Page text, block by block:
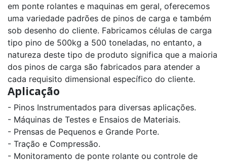
em ponte rolantes e maquinas em geral, oferecemos
uma variedade padrões de pinos de carga e também
sob desenho do cliente. Fabricamos células de carga
tipo pino de 500kg a 500 toneladas, no entanto, a
natureza deste tipo de produto significa que a maioria
dos pinos de carga são fabricados para atender a
cada requisito dimensional específico do cliente.
Aplicação
- Pinos Instrumentados para diversas aplicações.
- Máquinas de Testes e Ensaios de Materiais.
- Prensas de Pequenos e Grande Porte.
- Tração e Compressão.
- Monitoramento de ponte rolante ou controle de
Célula
de
Carga
Via
Rádio
PRR
capacidade
500kg
a
160t
Célula
de
Carga
TC
capacidade
12t
a
300t